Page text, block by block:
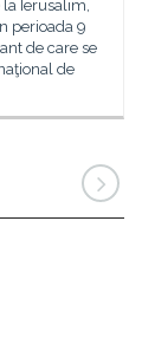
la Ierusalim,
perioada 9
de care se
de